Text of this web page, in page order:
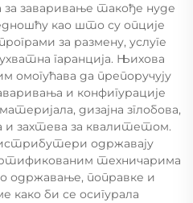
заваривање такође нуде
као што су опције
за размену, услуге
гаранција. Њихова
омогућава да препоручују
и конфигурације
дизајна зглобова,
и захтева за квалитетом.
одржавају
техничарима
одржавање, поправке и
како би се осигурала